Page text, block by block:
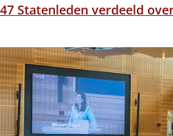
47 Statenleden verdeeld